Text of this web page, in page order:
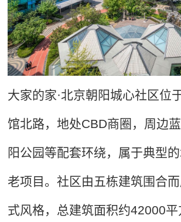
大家的家·北京朝阳城心社区位
馆北路，地处CBD商圈，周边
阳公园等配套环绕，属于典型
老项目。社区由五栋建筑围合
式风格，总建筑面积约42000平